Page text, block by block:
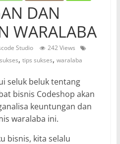
DAN
WARALABA
Studio
242 Views
sukses, tips sukses, waralaba
seluk beluk tentang
bisnis Codeshop akan
keuntungan dan
waralaba ini.
bisnis, kita selalu